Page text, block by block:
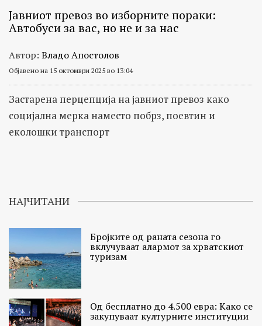
Јавниот превоз во изборните пораки:
Автобуси за вас, но не и за нас
Автор: Владо Апостолов
Објавено на 15 октомври 2025 во 13:04
Застарена перцепција на јавниот превоз како
социјална мерка наместо побрз, поевтин и
еколошки транспорт
НАЈЧИТАНИ
Бројките од раната сезона го
вклучуваат алармот за хрватскиот
туризам
Од бесплатно до 4.500 евра: Како се
закупуваат културните институции